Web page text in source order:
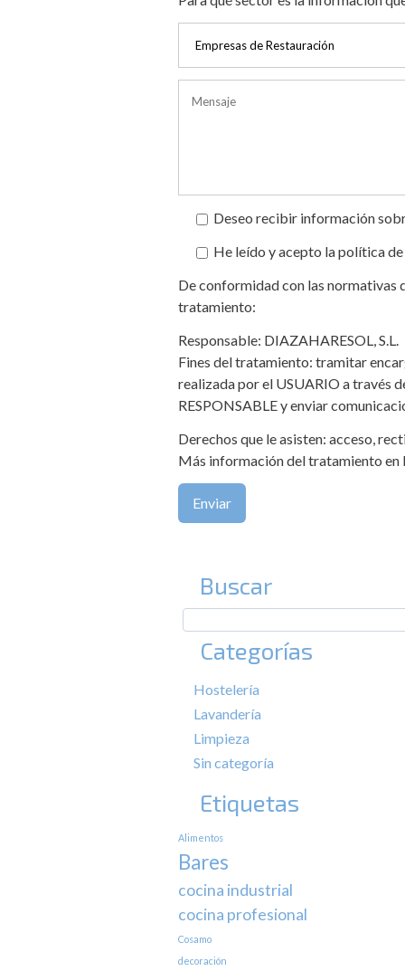
Deseo recibir información
He leído y acepto la política
De conformidad con las normativas
tratamiento:
Responsable: DIAZAHARESOL, S.L.
Fines del tratamiento: tramitar
realizada por el USUARIO a través
RESPONSABLE y enviar
Derechos que le asisten: acceso,
Más información del tratamiento en
Buscar
Categorías
Hostelería
Lavandería
Limpieza
Sin categoría
Etiquetas
Alimentos
Bares
cocina industrial
cocina profesional
Cosamo
decoración